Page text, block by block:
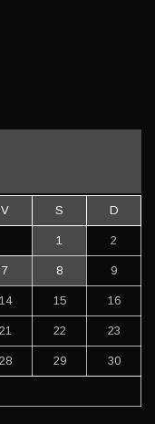
V S D
1 2
7 8 9
14 15 16
21 22 23
28 29 30